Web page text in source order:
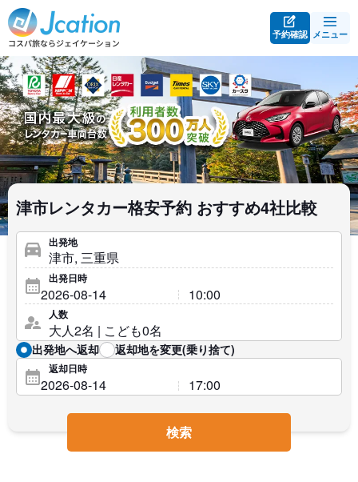
予約確認 メニュー
津市レンタカー格安予約 おすすめ4社比較
出発地
出発日時
人数
出発地へ返却 返却地を変更(乗り捨て)
返却日時
検索